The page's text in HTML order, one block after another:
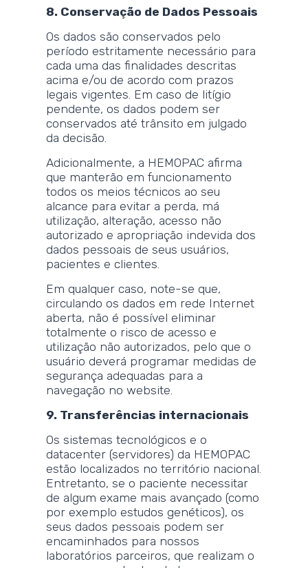
8. Conservação de Dados Pessoais
Os dados são conservados pelo
período estritamente necessário para
cada uma das finalidades descritas
acima e/ou de acordo com prazos
legais vigentes. Em caso de litígio
pendente, os dados podem ser
conservados até trânsito em julgado
da decisão.
Adicionalmente, a HEMOPAC afirma
que manterão em funcionamento
todos os meios técnicos ao seu
alcance para evitar a perda, má
utilização, alteração, acesso não
autorizado e apropriação indevida dos
dados pessoais de seus usuários,
pacientes e clientes.
Em qualquer caso, note-se que,
circulando os dados em rede Internet
aberta, não é possível eliminar
totalmente o risco de acesso e
utilização não autorizados, pelo que o
usuário deverá programar medidas de
segurança adequadas para a
navegação no website.
9. Transferências internacionais
Os sistemas tecnológicos e o
datacenter (servidores) da HEMOPAC
estão localizados no território nacional.
Entretanto, se o paciente necessitar
de algum exame mais avançado (como
por exemplo estudos genéticos), os
seus dados pessoais podem ser
encaminhados para nossos
laboratórios parceiros, que realizam o